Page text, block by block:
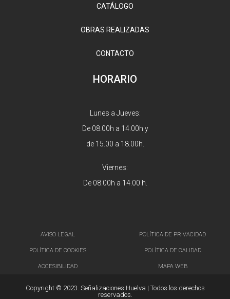
CATÁLOGO
OBRAS REALIZADAS
CONTACTO
HORARIO
Lunes a Jueves:
De 08.00h a 14.00h y
de 15.00 a 18.00h.
Viernes:
De 08.00h a 14.00 h.
AVISO LEGAL POLÍTICA DE PRIVACIDAD
POLÍTICA DE COOKIES POLÍTICA DE CALIDAD
ACCESIBILIDAD MAPA WEB
Copyright © 2023. Señalizaciones Huelva | Todos los derechos
reservados.